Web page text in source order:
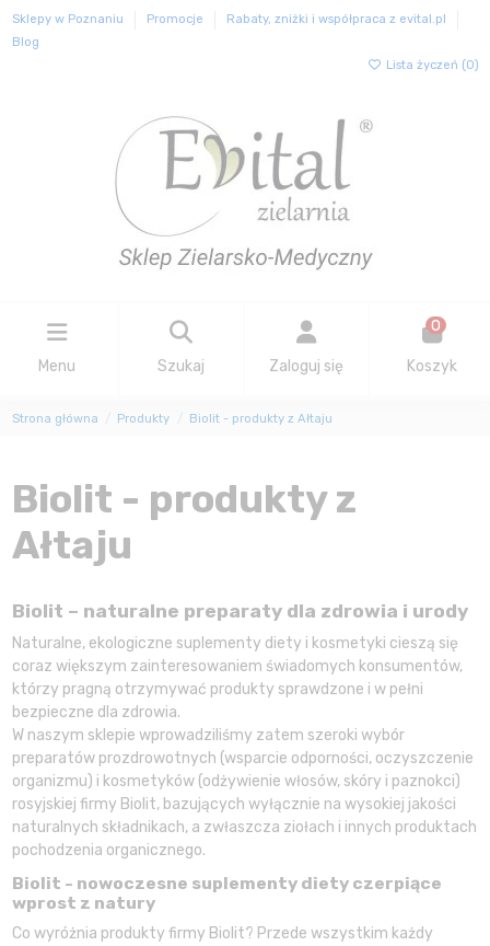
Sklepy w Poznaniu Promocje
Rabaty, zniżki i współpraca z evital.pl
Blog
Lista życzeń (0)
Menu Szukaj Zaloguj się
0
Koszyk
Strona główna Produkty Biolit - produkty z Ałtaju
Biolit - produkty z
Ałtaju
Biolit – naturalne preparaty dla zdrowia i urody
Naturalne, ekologiczne suplementy diety i kosmetyki cieszą się
coraz większym zainteresowaniem świadomych konsumentów,
którzy pragną otrzymywać produkty sprawdzone i w pełni
bezpieczne dla zdrowia.
W naszym sklepie wprowadziliśmy zatem szeroki wybór
preparatów prozdrowotnych (wsparcie odporności, oczyszczenie
organizmu) i kosmetyków (odżywienie włosów, skóry i paznokci)
rosyjskiej firmy Biolit, bazujących wyłącznie na wysokiej jakości
naturalnych składnikach, a zwłaszcza ziołach i innych produktach
pochodzenia organicznego.
Biolit - nowoczesne suplementy diety czerpiące
wprost z natury
Co wyróżnia produkty firmy Biolit? Przede wszystkim każdy